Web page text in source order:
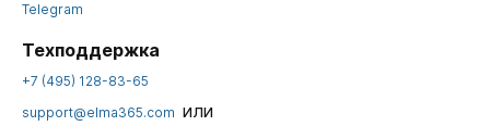
Telegram
Техподдержка
+7 (495) 128-83-65
support@elma365.com или